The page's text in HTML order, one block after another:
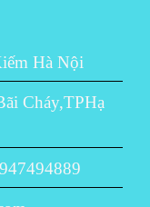
Hà Nội
Cháy,TPHạ